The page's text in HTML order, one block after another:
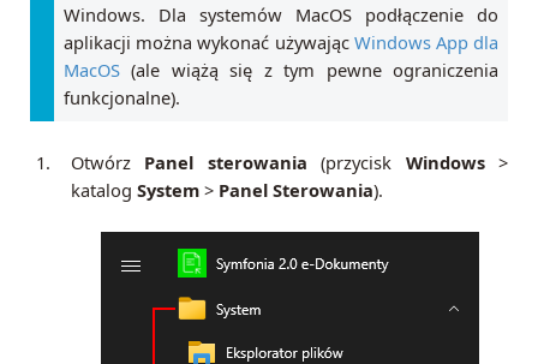
Windows. Dla systemów MacOS podłączenie do
aplikacji można wykonać używając Windows App dla
MacOS (ale wiążą się z tym pewne ograniczenia
funkcjonalne).
1. Otwórz Panel sterowania(przycisk Windows>
katalog System > Panel Sterowania).